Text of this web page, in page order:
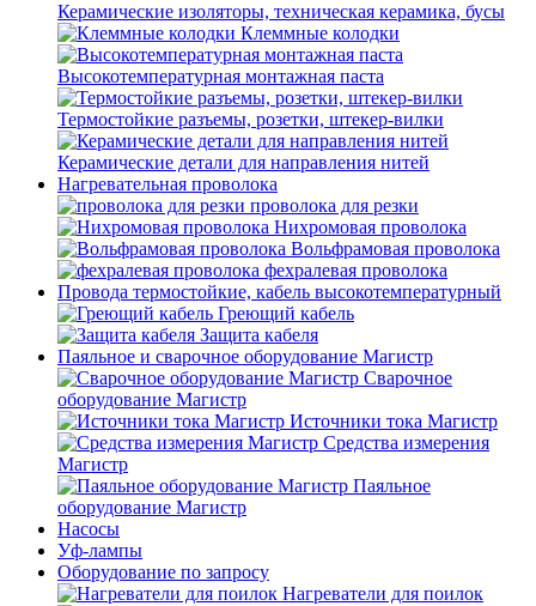
Керамические изоляторы, техническая керамика, бусы
Клеммные колодки
Высокотемпературная монтажная паста
Термостойкие разъемы, розетки, штекер-вилки
Керамические детали для направления нитей
Нагревательная проволока
проволока для резки
Нихромовая проволока
Вольфрамовая проволока
фехралевая проволока
Провода термостойкие, кабель высокотемпературный
Греющий кабель
Защита кабеля
Паяльное и сварочное оборудование Магистр
Сварочное
оборудование Магистр
Источники тока Магистр
Средства измерения
Магистр
Паяльное
оборудование Магистр
Насосы
Уф-лампы
Оборудование по запросу
Нагреватели для поилок